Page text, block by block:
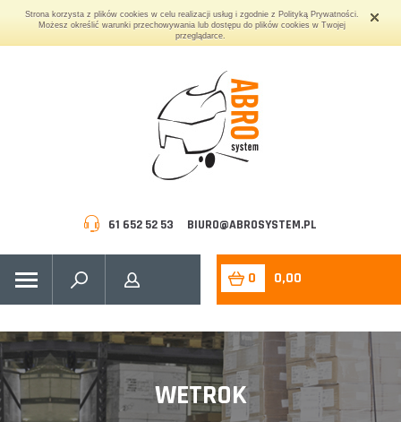
Strona korzysta z plików cookies w celu realizacji usług i zgodnie z Polityką Prywatności.
Możesz określić warunki przechowywania lub dostępu do plików cookies w Twojej
przeglądarce.
61 652 52 53 BIURO@ABROSYSTEM.PL
0 0,00
WETROK